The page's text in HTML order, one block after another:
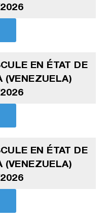
EN ÉTAT DE
(VENEZUELA)
EN ÉTAT DE
(VENEZUELA)